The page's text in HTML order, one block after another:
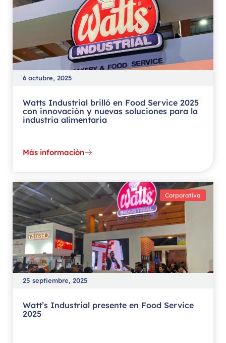
6 octubre, 2025
Watts Industrial brilló en Food Service 2025
con innovación y nuevas soluciones para la
industria alimentaria
Más información
Corporativa
25 septiembre, 2025
Watt’s Industrial presente en Food Service
2025